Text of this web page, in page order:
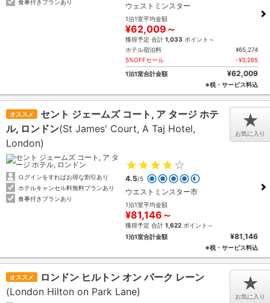
食事付きプランあり
ウェストミンスター
1泊1室平均金額
¥62,009～
獲得予定 合計 1,033 ポイント～
ホテル宿泊料
¥65,274
5%OFFセール
-¥3,265
1泊1室合計金額
¥62,009
※税・サービス料込
オススメ
セント ジェームズ コート, ア タージ ホテ
ル, ロンドン(St James' Court, A Taj Hotel,
London)
ログインをすればお得な割引あり
ホテルキャンセル料無料プランあり
食事付きプランあり
4.5/5
ウエストミンスター市
1泊1室平均金額
¥81,146～
獲得予定 合計 1,622 ポイント～
1泊1室合計金額
¥81,146
※税・サービス料込
★
お気に入り
オススメ
ロンドン ヒルトン オン パーク レーン
(London Hilton on Park Lane)
★
お気に入り